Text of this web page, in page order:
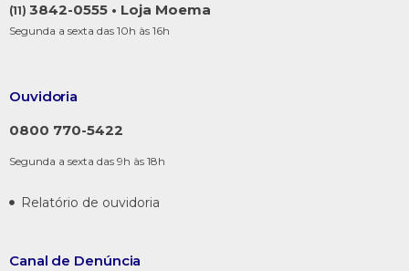
(11) 3842-0555 • Loja Moema
Segunda a sexta das 10h às 16h
Ouvidoria
0800 770-5422
Segunda a sexta das 9h às 18h
Relatório de ouvidoria
Canal de Denúncia